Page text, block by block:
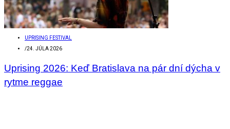
UPRISING FESTIVAL
/24. JÚLA 2026
Uprising 2026: Keď Bratislava na pár dní dýcha v
rytme reggae